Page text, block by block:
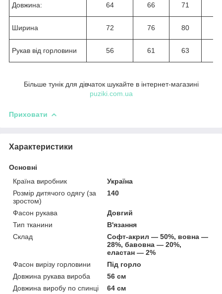
Довжина: 64 66 71
Ширина 72 76 80
Рукав від горловини 56 61 63
Більше тунік для дівчаток шукайте в інтернет-магазині
puziki.com.ua
Приховати
Характеристики
Основні
Країна виробник
Україна
Розмір дитячого одягу (за
зростом)
140
Фасон рукава
Довгий
Тип тканини
В'язання
Склад
Софт-акрил — 50%, вовна —
28%, бавовна — 20%,
еластан — 2%
Фасон вирізу горловини
Під горло
Довжина рукава вироба
56 см
Довжина виробу по спинці
64 см